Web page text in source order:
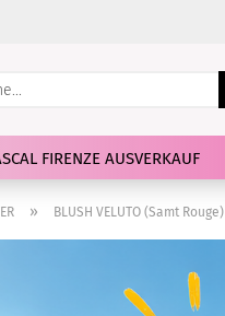
FIRENZE AUSVERKAUF
» BLUSH VELUTO (Samt Rouge)